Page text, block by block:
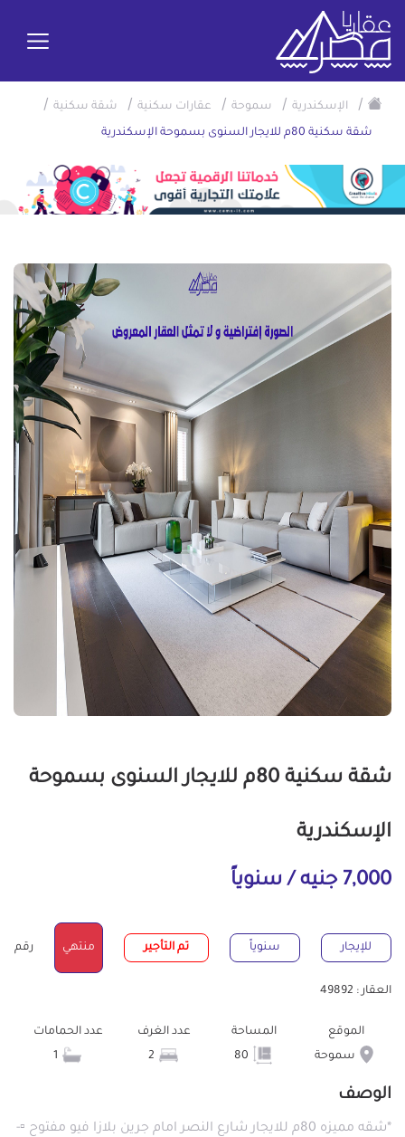
/ الإسكندرية / سموحة / عقارات سكنية / شقة سكنية /
شقة سكنية 80م للايجار السنوى بسموحة الإسكندرية
شقة سكنية 80م للايجار السنوى بسموحة
الإسكندرية
7,000 جنيه / سنوياً
للإيجار سنوياً تم التأجير منتهي رقم
العقار : 49892
الموقع
سموحة
المساحة
عدد الغرف
عدد الحمامات
الوصف
*شقه مميزه 80م للايجار شارع النصر امام جرين بلازا فيو مفتوح ▫️-